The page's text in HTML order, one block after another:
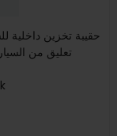
حقيبة تخزين داخلية
تعليق من